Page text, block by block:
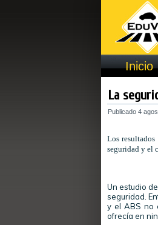
Inicio
La
Publicado 4
Los
seguridad y el
Un estudio
seguridad.
y el ABS no
ofrecía en